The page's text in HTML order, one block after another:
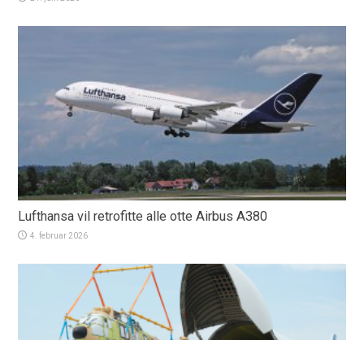
Lufthansa vil retrofitte alle otte Airbus A380
4. februar 2026